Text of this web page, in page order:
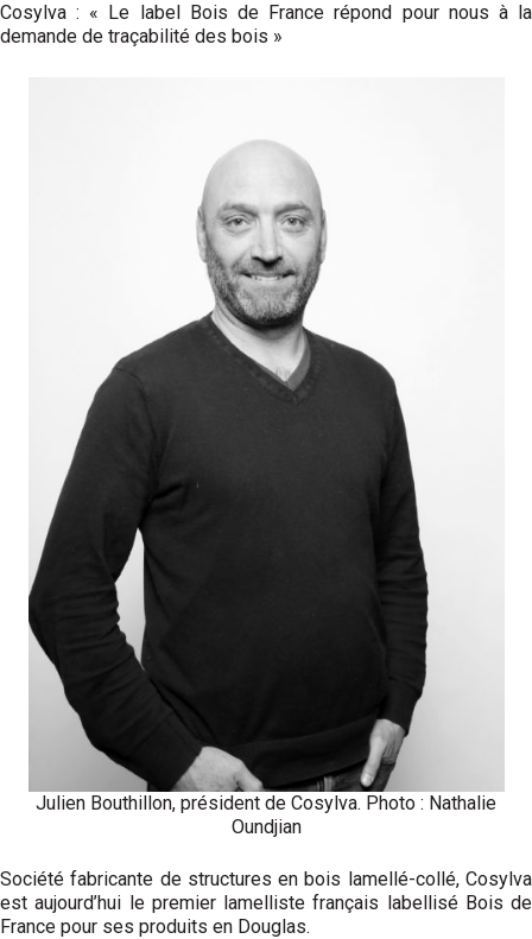
Cosylva : « Le label Bois de France répond pour nous à la
demande de traçabilité des bois »
Julien Bouthillon, président de Cosylva. Photo : Nathalie
Oundjian
Société fabricante de structures en bois lamellé-collé, Cosylva
est aujourd’hui le premier lamelliste français labellisé Bois de
France pour ses produits en Douglas.